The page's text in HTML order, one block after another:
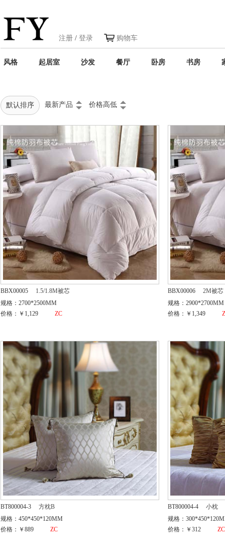
注册 / 登录 购物车
风格 起居室 沙发 餐厅 卧房 书房
默认排序 最新产品 价格高低
BBX00005
1.5/1.8M被芯
规格：2700*2500MM
价格：￥1,129
ZC
BBX00006
2M被芯
规格：2900*2700MM
价格：￥1,349
BT800004-3
方枕B
规格：450*450*120MM
价格：￥889
ZC
BT800004-4
小枕
规格：
价格：￥312
ZC